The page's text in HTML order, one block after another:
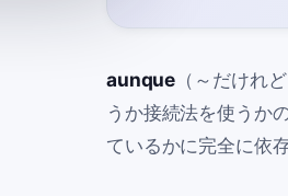
aunque （～だけれ
うか接続法を使うか
ているかに完全に依